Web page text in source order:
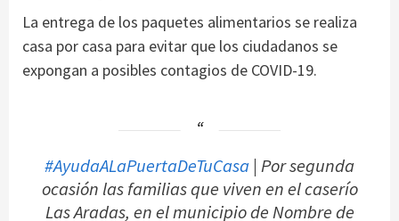
La entrega de los paquetes alimentarios se realiza
casa por casa para evitar que los ciudadanos se
expongan a posibles contagios de COVID-19.
#AyudaALaPuertaDeTuCasa | Por segunda
ocasión las familias que viven en el caserío
Las Aradas, en el municipio de Nombre de